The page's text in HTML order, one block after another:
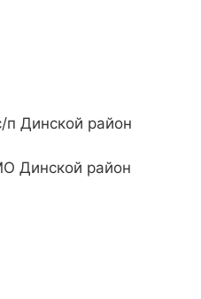
Динской район
Динской район